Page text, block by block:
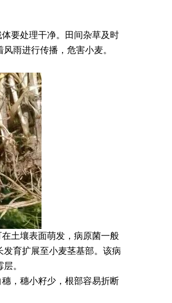
要处理干净。田间杂草及时
雨进行传播，危害小麦。
土壤表面萌发，病原菌一般
育扩展至小麦茎基部。该病
。
，穗小籽少，根部容易折断